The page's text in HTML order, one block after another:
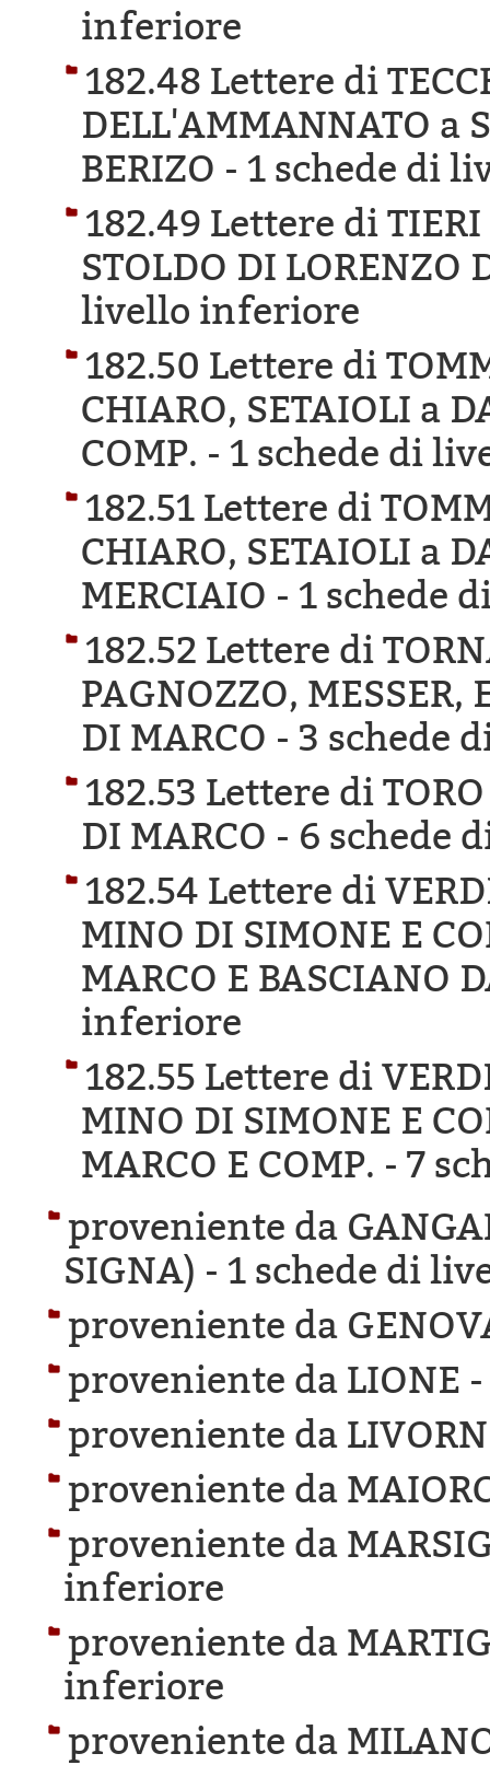
inferiore
182.48 Lettere di
DELL'AMMANNATO a
BERIZO - 1 schede di
182.49 Lettere di
STOLDO DI LORENZO
livello inferiore
182.50 Lettere di
CHIARO, SETAIOLI a
COMP. - 1 schede di
182.51 Lettere di
CHIARO, SETAIOLI a
MERCIAIO - 1 schede
182.52 Lettere di
PAGNOZZO, MESSER,
DI MARCO - 3 schede
182.53 Lettere di
DI MARCO - 6 schede
182.54 Lettere di
MINO DI SIMONE E
MARCO E BASCIANO
inferiore
182.55 Lettere di
MINO DI SIMONE E
MARCO E COMP. - 7
proveniente da
SIGNA) - 1 schede di
proveniente da
proveniente da LIONE
proveniente da
proveniente da
proveniente da
inferiore
proveniente da
inferiore
proveniente da